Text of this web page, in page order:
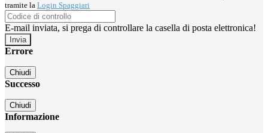
tramite la Login Spaggiari
E-mail inviata, si prega di controllare la casella di posta elettronica!
Errore
Chiudi
Successo
Chiudi
Informazione